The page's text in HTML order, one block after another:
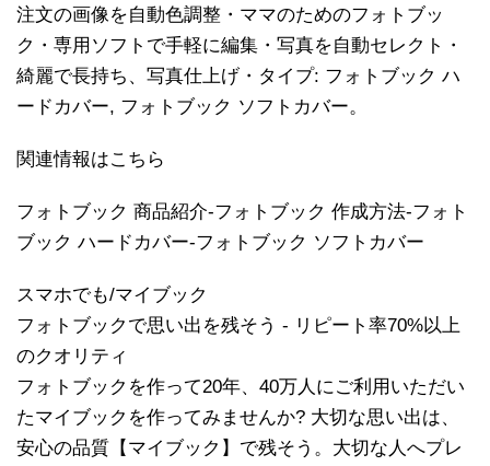
注文の画像を自動色調整・ママのためのフォトブッ
ク・専用ソフトで手軽に編集・写真を自動セレクト・
綺麗で長持ち、写真仕上げ・タイプ: フォトブック ハ
ードカバー, フォトブック ソフトカバー。
関連情報はこちら
フォトブック 商品紹介-フォトブック 作成方法-フォト
ブック ハードカバー-フォトブック ソフトカバー
スマホでも/マイブック
フォトブックで思い出を残そう - リピート率70%以上
のクオリティ
フォトブックを作って20年、40万人にご利用いただい
たマイブックを作ってみませんか? 大切な思い出は、
安心の品質【マイブック】で残そう。大切な人へプレ